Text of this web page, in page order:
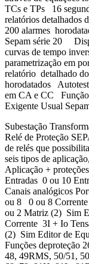
TCs e TPs 16
relatórios detalhados
200 alarmes
Sepam série 20
curvas de tempo
parametrização em
relatório detalhado
horodatados
em CA e CC Função
Exigente Usual
Subestação
Relé de Proteção
de relés que
seis tipos de
Aplicação +
Entradas 0 ou 10
Canais analógicos
ou 8 0 ou 8
ou 2 Matriz (2) Sim
Corrente 3I + Io
(2) Sim Editor de
Funções deproteção
48, 49RMS, 50/51,